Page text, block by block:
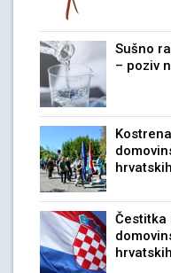
Sušno
– poziv
Čestitka